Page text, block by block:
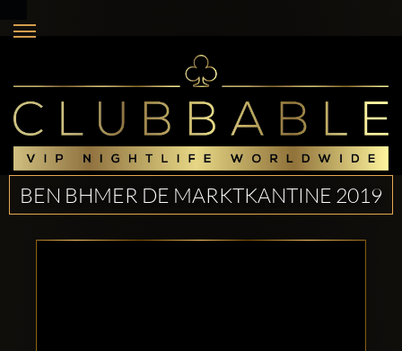
BEN BHMER DE MARKTKANTINE 2019